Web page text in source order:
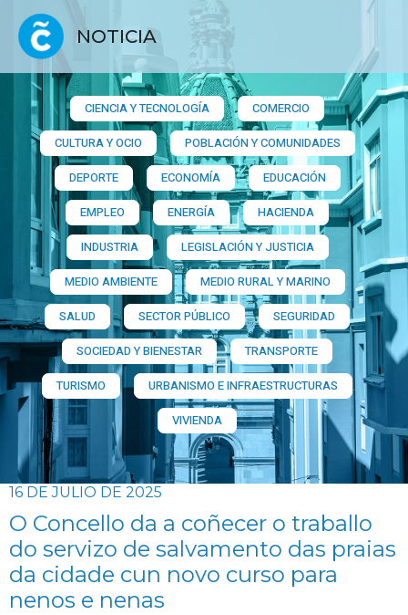
NOTICIA
CIENCIA Y TECNOLOGÍA
COMERCIO
CULTURA Y OCIO
POBLACIÓN Y COMUNIDADES
DEPORTE
ECONOMÍA
EDUCACIÓN
EMPLEO
ENERGÍA
HACIENDA
INDUSTRIA
LEGISLACIÓN Y JUSTICIA
MEDIO AMBIENTE
MEDIO RURAL Y MARINO
SALUD
SECTOR PÚBLICO
SEGURIDAD
SOCIEDAD Y BIENESTAR
TRANSPORTE
TURISMO
URBANISMO E INFRAESTRUCTURAS
VIVIENDA
16 DE JULIO DE 2025
O Concello da a coñecer o traballo
do servizo de salvamento das praias
da cidade cun novo curso para
nenos e nenas